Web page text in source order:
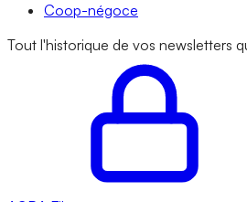
Coop-négoce
Tout l'historique de vos newsletters